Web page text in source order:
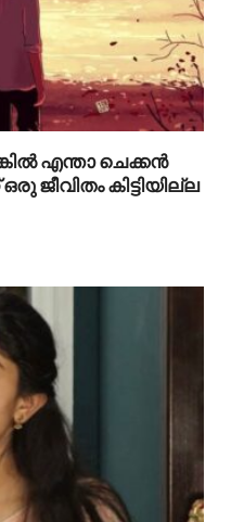
എന്താ ചെക്കൻ
ജീവിതം കിട്ടിയില്ല